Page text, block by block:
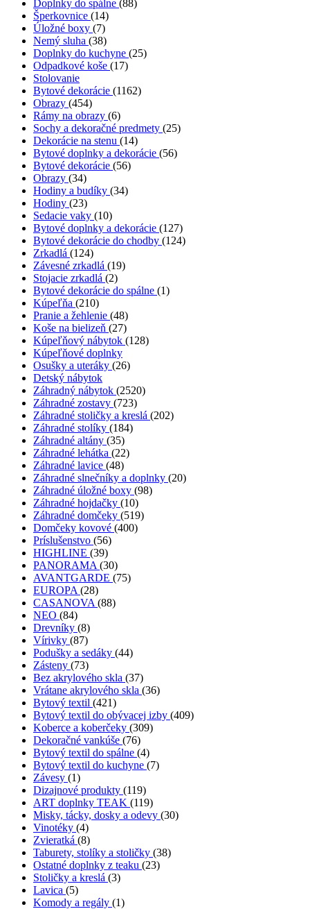
Doplnky do spálne (88)
Šperkovnice (14)
Úložné boxy (7)
Nemý sluha (38)
Doplnky do kuchyne (25)
Odpadkové koše (17)
Stolovanie
Bytové dekorácie (1162)
Obrazy (454)
Rámy na obrazy (6)
Sochy a dekoračné predmety (25)
Dekorácie na stenu (14)
Bytové doplnky a dekorácie (56)
Bytové dekorácie (56)
Obrazy (34)
Hodiny a budíky (34)
Hodiny (23)
Sedacie vaky (10)
Bytové doplnky a dekorácie (127)
Bytové dekorácie do chodby (124)
Zrkadlá (124)
Závesné zrkadlá (19)
Stojacie zrkadlá (2)
Bytové dekorácie do spálne (1)
Kúpeľňa (210)
Pranie a žehlenie (48)
Koše na bielizeň (27)
Kúpeľňový nábytok (128)
Kúpeľňové doplnky
Osušky a uteráky (26)
Detský nábytok
Záhradný nábytok (2520)
Záhradné zostavy (723)
Záhradné stoličky a kreslá (202)
Záhradné stolíky (184)
Záhradné altány (35)
Záhradné lehátka (22)
Záhradné lavice (48)
Záhradné slnečníky a doplnky (20)
Záhradné úložné boxy (98)
Záhradné hojdačky (10)
Záhradné domčeky (519)
Domčeky kovové (400)
Príslušenstvo (56)
HIGHLINE (39)
PANORAMA (30)
AVANTGARDE (75)
EUROPA (28)
CASANOVA (88)
NEO (84)
Drevníky (8)
Vírivky (87)
Podušky a sedáky (44)
Zásteny (73)
Bez akrylového skla (37)
Vrátane akrylového skla (36)
Bytový textil (421)
Bytový textil do obývacej izby (409)
Koberce a koberčeky (309)
Dekoračné vankúše (76)
Bytový textil do spálne (4)
Bytový textil do kuchyne (7)
Závesy (1)
Dizajnové produkty (119)
ART doplnky TEAK (119)
Misky, tácky, dosky a odevy (30)
Vinotéky (4)
Zvieratká (8)
Taburety, stolíky a stoličky (38)
Ostatné doplnky z teaku (23)
Stoličky a kreslá (3)
Lavica (5)
Komody a regály (1)